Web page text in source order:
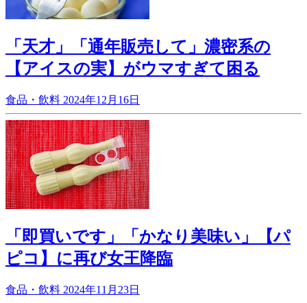
「天才」「通年販売して」濃密系の
【アイスの実】がウマすぎて困る
食品・飲料 2024年12月16日
「即買いです」「かなり美味い」【パ
ピコ】に再び女王降臨
食品・飲料 2024年11月23日